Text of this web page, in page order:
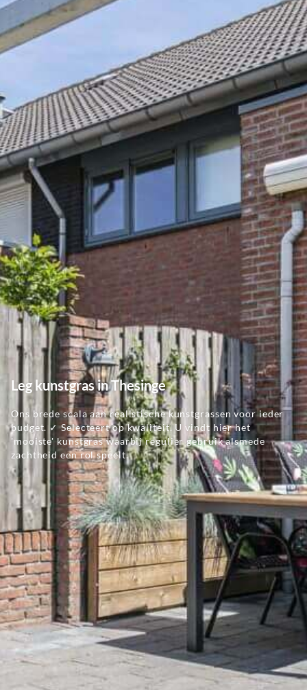
Leg kunstgras in Thesinge
Ons brede scala aan realistische kunstgrassen voor ieder
budget. ✓ Selecteert op kwaliteit. U vindt hier het
'mooiste' kunstgras waarbij regulier gebruik alsmede
zachtheid een rol speelt.